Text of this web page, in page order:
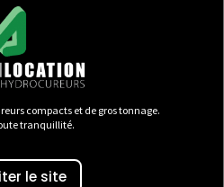
compacts et de gros tonnage.
tranquillité.
le site